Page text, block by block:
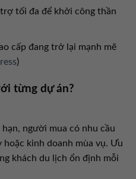
tối đa để khởi công thần
cấp đang trở lại mạnh mẽ
)
từng dự án?
người mua có nhu cầu
hoặc kinh doanh mùa vụ. Ưu
khách du lịch ổn định mỗi